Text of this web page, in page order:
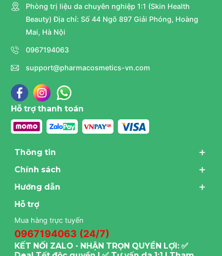
Benzoyl Peroxide:"Cặp bài trùng" hoàn
hảo để tiêu diệt vi khuẩn P.acnes (nên dùng
xen kẽ sáng/tối hoặc chọn sản phẩm kết
quan trọng để phục hồi hàng rào bảo vệ da,
giảm tình trạng khô và đỏ da trong giai đoạn
đầu.
AHA/BHA nồng độ cao trong cùng một
viêm da tiếp xúc. Nên dùng cách ngày.
tăng nguy cơ trầy xước và kích ứng khi da
đang trong quá trình tái tạo bởi Adapalene.
Phòng trị liệu da chuyên nghiệp 1:1 (Skin Health
Beauty) Địa chỉ: Số 44 Ngõ 897 Giải Phóng, Hoàng
Mai, Hà Nội
0967194063
support@pharmacosmetics-vn.com
Hỗ trợ thanh toán
Thông tin
Chính sách
Hướng dẫn
Hỗ trợ
Mua hàng trực tuyến
0967194063 (24/7)
KẾT NỐI ZALO - NHẬN TRỌN QUYỀN LỢI: ✅